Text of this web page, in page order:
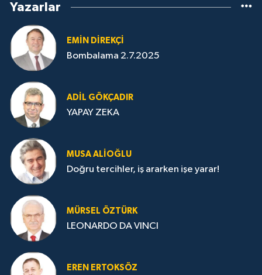
Yazarlar
EMIN DIREKÇI
Bombalama 2.7.2025
ADIL GÖKÇADIR
YAPAY ZEKA
MUSA ALIOĞLU
Doğru tercihler, iş ararken işe yarar!
MÜRSEL ÖZTÜRK
LEONARDO DA VINCI
EREN ERTOKSÖZ